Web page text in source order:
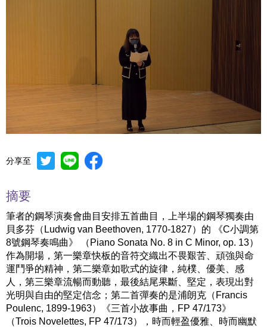
分享至
摘要
筆者的鋼琴演奏會曲目安排五首曲目，上半場的鋼琴獨奏由
貝多芬（Ludwig van Beethoven, 1770-1827）的 《C小調第
8號鋼琴奏鳴曲》 （Piano Sonata No. 8 in C Minor, op. 13）
作為開場，第一樂章快板的音符交織出不畏艱苦、頑強與命
運鬥爭的精神，第二樂章如歌式的旋律，純樸、優美、感
人，第三樂章流暢而動聽，最後結尾果斷、堅定，表現出對
光明與自由的堅定信念；第二首彈奏的是浦朗克（Francis
Poulenc, 1899-1963）《三首小故事曲，FP 47/173》
（Trois Novelettes, FP 47/173），時而輕盈優雅、時而幽默